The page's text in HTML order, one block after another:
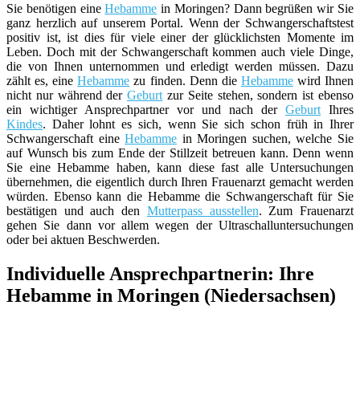
Sie benötigen eineHebamme in Moringen? Dann begrüßen wir Sie
ganz herzlich auf unserem Portal. Wenn der Schwangerschaftstest
positiv ist, ist dies für viele einer der glücklichsten Momente im
Leben. Doch mit der Schwangerschaft kommen auch viele Dinge,
die von Ihnen unternommen und erledigt werden müssen. Dazu
zählt es, eineHebamme zu finden. Denn die Hebammewird Ihnen
nicht nur während derGeburt zur Seite stehen, sondern ist ebenso
ein wichtiger Ansprechpartner vor und nach der Geburt Ihres
Kindes. Daher lohnt es sich, wenn Sie sich schon früh in Ihrer
Schwangerschaft eineHebamme in Moringen suchen, welche Sie
auf Wunsch bis zum Ende der Stillzeit betreuen kann. Denn wenn
Sie eine Hebamme haben, kann diese fast alle Untersuchungen
übernehmen, die eigentlich durch Ihren Frauenarzt gemacht werden
würden. Ebenso kann die Hebamme die Schwangerschaft für Sie
bestätigen und auch den Mutterpass ausstellen. Zum Frauenarzt
gehen Sie dann vor allem wegen der Ultraschalluntersuchungen
oder bei aktuen Beschwerden.
Individuelle Ansprechpartnerin: Ihre
Hebamme in Moringen (Niedersachsen)